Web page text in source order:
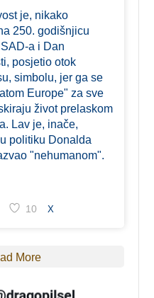
je, nikako
250. godišnjicu
a i Dan
posjetio otok
simbolu, jer ga se
Europe" za sve
život prelaskom
Lav je, inače,
politiku Donalda
"nehumanom".
10 X
More